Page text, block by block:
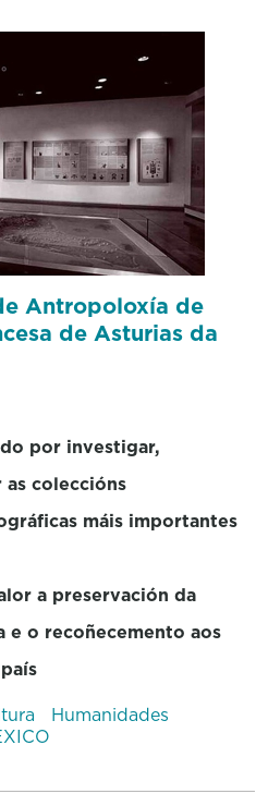
Antropoloxía de
de Asturias da
por investigar,
coleccións
máis importantes
a preservación da
o recoñecemento aos
Humanidades